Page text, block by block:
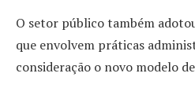
O setor público também
que envolvem práticas
consideração o novo modelo